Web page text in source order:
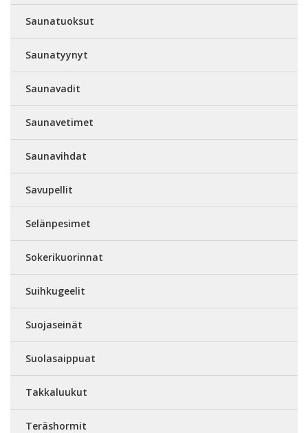
Saunatuoksut
Saunatyynyt
Saunavadit
Saunavetimet
Saunavihdat
Savupellit
Selänpesimet
Sokerikuorinnat
Suihkugeelit
Suojaseinät
Suolasaippuat
Takkaluukut
Teräshormit